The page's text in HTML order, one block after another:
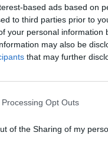
based ads based on
to third parties prior to
your personal information
may also be
that may further
Opt Outs
of the Sharing of my
l’article ?